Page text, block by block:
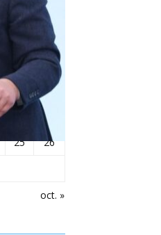
D
oct. »
4
5
11
12
19
25
26